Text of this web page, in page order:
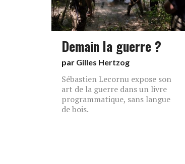
Demain la guerre ?
par Gilles Hertzog
Sébastien Lecornu expose son
art de la guerre dans un livre
programmatique, sans langue
de bois.